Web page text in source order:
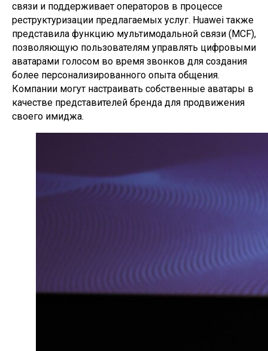
связи и поддерживает операторов в процессе
реструктуризации предлагаемых услуг. Huawei также
представила функцию мультимодальной связи (MCF),
позволяющую пользователям управлять цифровыми
аватарами голосом во время звонков для создания
более персонализированного опыта общения.
Компании могут настраивать собственные аватары в
качестве представителей бренда для продвижения
своего имиджа.